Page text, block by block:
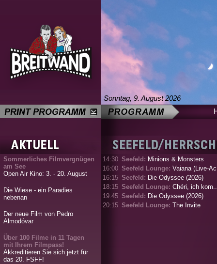
Sonntag, 9. August 2026
Sommerliches Filmvergnügen
am See
Open Air Kino: 3. - 20. August
Die Wiese - ein Paradies
nebenan
Der neue Film von Pedro
Almodóvar
Über 100 Filme in 11 Tagen
mit Ihrem Filmpass!
Akkreditieren Sie sich jetzt für
das 20. FSFF!
14:30 Seefeld: Minions & Monsters
16:00 Seefeld Lounge: Vaiana (Live-
16:15 Seefeld: Die Odyssee (2026)
18:15 Seefeld Lounge: Chéri, ich
19:45 Seefeld: Die Odyssee (2026)
20:15 Seefeld Lounge: The Invite